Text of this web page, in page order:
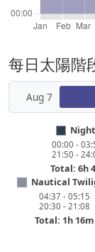
每日太陽階
Aug 7
00:00 -
21:50 -
Total: 6h
Nautical
04:37 - 05:15
20:30 - 21:08
Total: 1h 16m